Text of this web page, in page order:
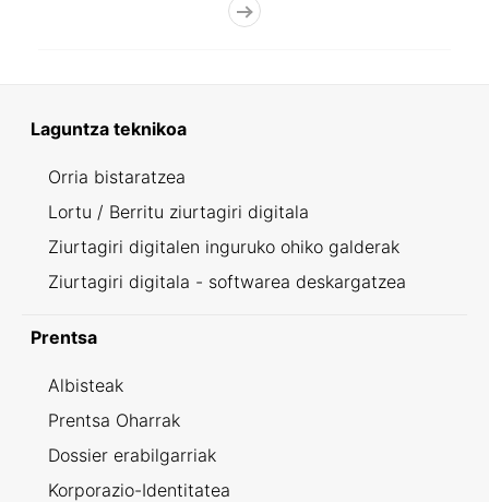
Laguntza teknikoa
Orria bistaratzea
Lortu / Berritu ziurtagiri digitala
Ziurtagiri digitalen inguruko ohiko galderak
Ziurtagiri digitala - softwarea deskargatzea
Prentsa
Albisteak
Prentsa Oharrak
Dossier erabilgarriak
Korporazio-Identitatea